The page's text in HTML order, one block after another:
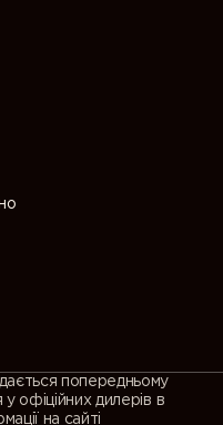
попередньому
офіційних дилерів в
на сайті